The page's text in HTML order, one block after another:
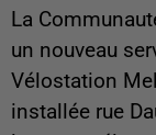
La
un nouveau
Vélostation
installée rue